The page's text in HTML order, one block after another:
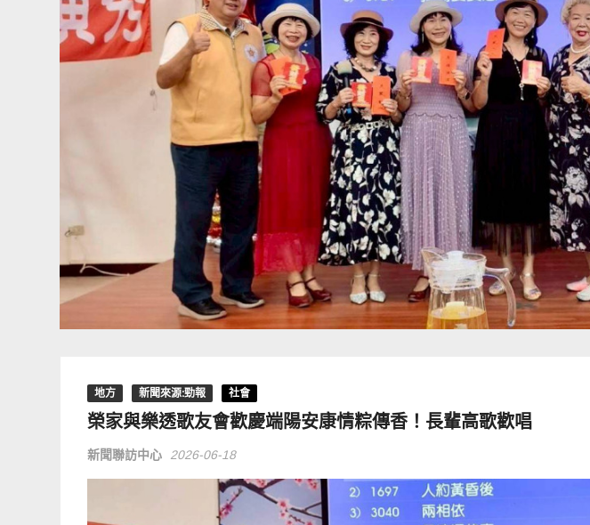
地方 新聞來源:勁報 社會
榮家與樂透歌友會歡慶端陽安康情粽傳香！長輩高歌歡唱
新聞聯訪中心 2026-06-18